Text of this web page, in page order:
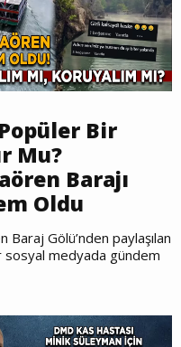
Bir
Mu?
Barajı
Oldu
Baraj Gölü’nden paylaşılan
sosyal medyada gündem